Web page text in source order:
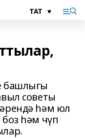
башлыгы
советы
һәм юл
һәм чүп